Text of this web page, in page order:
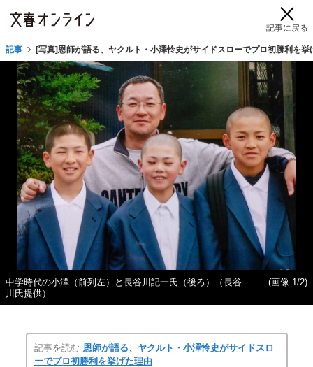
記事に戻る
記事 [写真]恩師が語る、ヤクルト・小澤怜史がサイドスローでプロ初勝利を挙
中学時代の小澤（前列左）と長谷川記一氏（後ろ）（長谷
川氏提供）
(画像 1/2)
記事を読む 恩師が語る、ヤクルト・小澤怜史がサイドスロ
ーでプロ初勝利を挙げた理由